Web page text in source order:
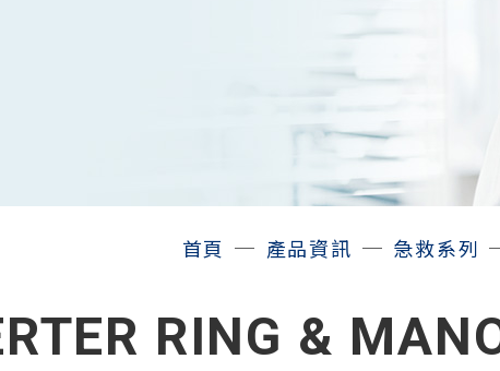
首頁 ─ 產品資訊 ─ 急救系列
RING &